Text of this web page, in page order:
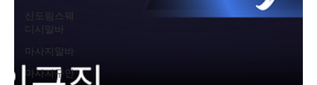
신도림스웨
디시알바
마사지알바
마사지구인